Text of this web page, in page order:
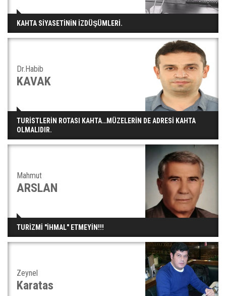
KAHTA SİYASETİNİN İZDÜŞÜMLERİ.
Dr.Habib
KAVAK
TURİSTLERİN ROTASI KAHTA…MÜZELERİN DE ADRESİ KAHTA
OLMALIDIR.
Mahmut
ARSLAN
TURİZMİ "İHMAL" ETMEYİN!!!
Zeynel
Karatas